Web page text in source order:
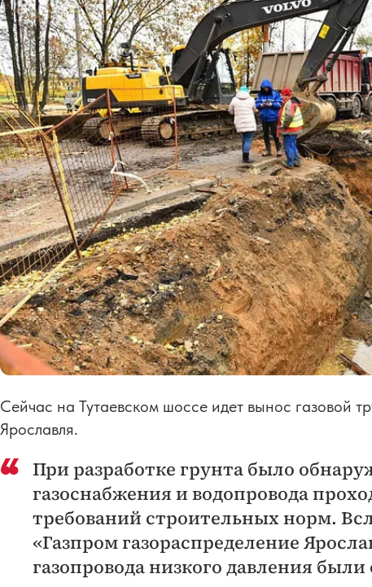
Сейчас на Тутаевском шоссе идет вынос газовой
Ярославля.
При разработке грунта было
газоснабжения и водопровода
требований строительных норм.
«Газпром газораспределение
газопровода низкого давления